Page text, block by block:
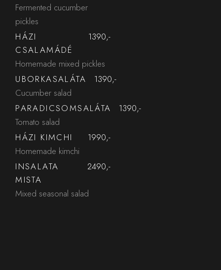
Fermented cucumber
pickles
HÁZI
CSALAMÁDÉ
1390,-
Homemade mixed pickles
UBORKASALÁTA
1390,-
Cucumber salad
PARADICSOMSALÁTA
1390,-
Tomato salad
HÁZI KIMCHI
1990,-
Homemade kimchi
INSALATA
MISTA
2490,-
Mixed seasonal salad